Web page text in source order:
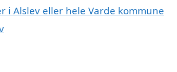
i Alslev eller hele Varde kommune